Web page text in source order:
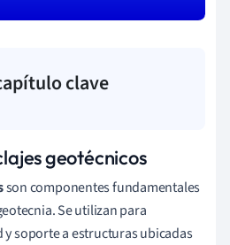
clave
geotécnicos
son componentes fundamentales
Se utilizan para
soporte a estructuras ubicadas